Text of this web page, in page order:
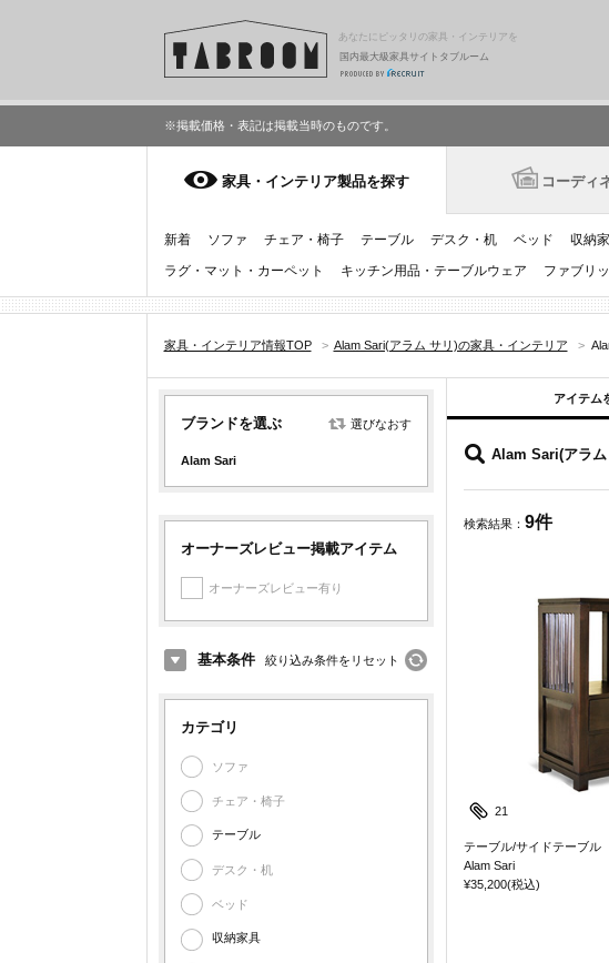
あなたにピッタリの家具・インテリアを
国内最大級家具サイトタブルーム
※掲載価格・表記は掲載当時のものです。
家具・インテリア製品を探す コーディ
新着 ソファ チェア・椅子 テーブル デスク・机 ベッド 収納
ラグ・マット・カーペット
キッチン用品・テーブルウェア ファブリ
家具・インテリア情報TOP > Alam Sari(アラム サリ)の家具・インテリア >
ブランドを選ぶ 選びなおす
Alam Sari
オーナーズレビュー掲載アイテム
オーナーズレビュー有り
絞り込み条件をリセット
基本条件
カテゴリ
ソファ
チェア・椅子
テーブル
デスク・机
ベッド
収納家具
アイテム
Alam Sari(アラム
検索結果： 9件
テーブル/サイドテーブル
Alam Sari
¥35,200(税込)
21